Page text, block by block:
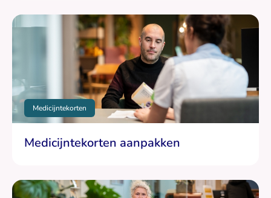
Medicijntekorten aanpakken
Medicijntekorten